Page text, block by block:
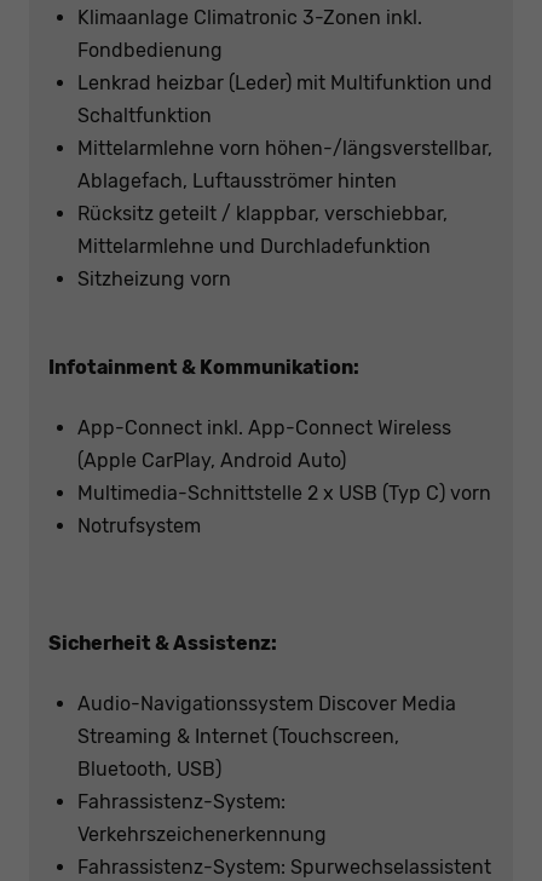
Klimaanlage Climatronic 3-Zonen inkl.
Fondbedienung
Lenkrad heizbar (Leder) mit Multifunktion und
Schaltfunktion
Mittelarmlehne vorn höhen-/längsverstellbar,
Ablagefach, Luftausströmer hinten
Rücksitz geteilt / klappbar, verschiebbar,
Mittelarmlehne und Durchladefunktion
Sitzheizung vorn
Infotainment & Kommunikation:
App-Connect inkl. App-Connect Wireless
(Apple CarPlay, Android Auto)
Multimedia-Schnittstelle 2 x USB (Typ C) vorn
Notrufsystem
Sicherheit & Assistenz:
Audio-Navigationssystem Discover Media
Streaming & Internet (Touchscreen,
Bluetooth, USB)
Fahrassistenz-System:
Verkehrszeichenerkennung
Fahrassistenz-System: Spurwechselassistent